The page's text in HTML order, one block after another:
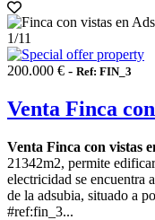
1/11
200.000 € - Ref: FIN_3
Venta Finca
Venta Finca con vistas
21342m2, permite
electricidad se encuentra
de la adsubia, situado a
#ref:fin_3...